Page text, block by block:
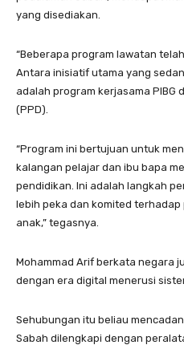
yang disediakan.
“Beberapa program lawatan
Antara inisiatif utama yang
adalah program kerjasama PIBG
(PPD).
“Program ini bertujuan untuk
kalangan pelajar dan ibu bapa
pendidikan. Ini adalah langkah
lebih peka dan komited
anak,” tegasnya.
Mohammad Arif berkata negara
dengan era digital menerusi
Sehubungan itu beliau
Sabah dilengkapi dengan